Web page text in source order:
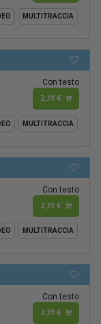
MULTITRACCIA
Con testo
2,19 €
MULTITRACCIA
Con testo
2,19 €
MULTITRACCIA
Con testo
2,19 €